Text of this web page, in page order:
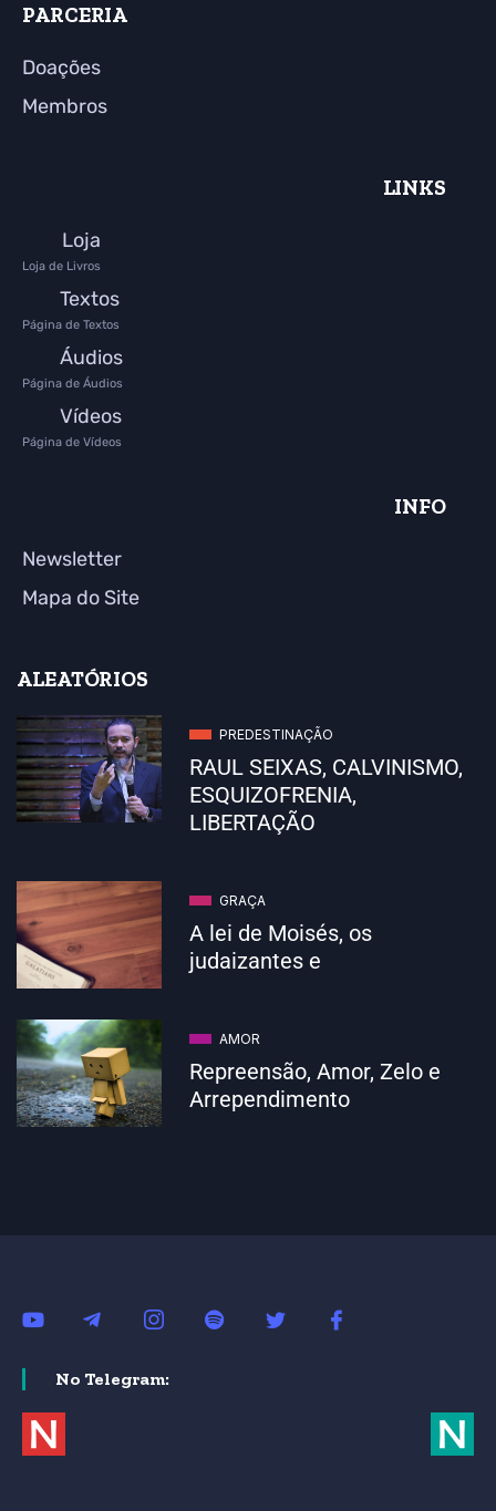
PARCERIA
Doações
Membros
LINKS
Loja
Loja de Livros
Textos
Página de Textos
Áudios
Página de Áudios
Vídeos
Página de Vídeos
INFO
Newsletter
Mapa do Site
ALEATÓRIOS
PREDESTINAÇÃO
RAUL SEIXAS, CALVINISMO,
ESQUIZOFRENIA,
LIBERTAÇÃO
GRAÇA
A lei de Moisés, os
judaizantes e
AMOR
Repreensão, Amor, Zelo e
Arrependimento
No Telegram: